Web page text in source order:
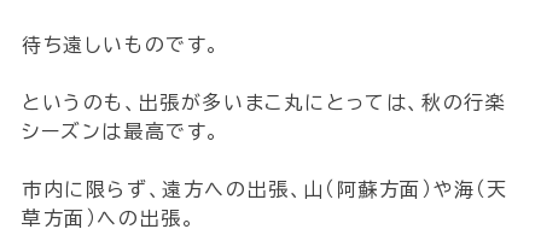
待ち遠しいものです。
というのも、出張が多いまこ丸にとっては、秋の行楽
シーズンは最高です。
市内に限らず、遠方への出張、山（阿蘇方面）や海（天
草方面）への出張。